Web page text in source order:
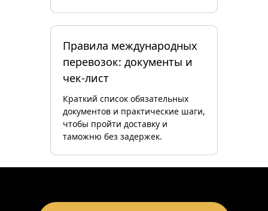
Правила международных
перевозок: документы и
чек‑лист
Краткий список обязательных
документов и практические шаги,
чтобы пройти доставку и
таможню без задержек.